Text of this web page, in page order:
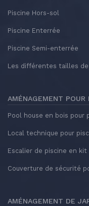
Piscine Hors-sol
Piscine Enterrée
Piscine Semi-enterrée
Les différentes tailles
AMÉNAGEMENT POUR
Pool house en bois pour
Local technique pour
Escalier de piscine en kit
Couverture de sécurité
AMÉNAGEMENT DE